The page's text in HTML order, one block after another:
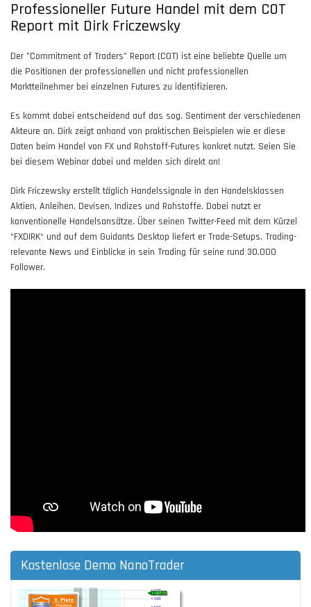
Professioneller Future Handel mit dem COT
Report mit Dirk Friczewsky
Der "Commitment of Traders" Report (COT) ist eine beliebte Quelle um
die Positionen der professionellen und nicht professionellen
Marktteilnehmer bei einzelnen Futures zu identifizieren.
Es kommt dabei entscheidend auf das sog. Sentiment der verschiedenen
Akteure an. Dirk zeigt anhand von praktischen Beispielen wie er diese
Daten beim Handel von FX und Rohstoff-Futures konkret nutzt. Seien Sie
bei diesem Webinar dabei und melden sich direkt an!
Dirk Friczewsky erstellt täglich Handelssignale in den Handelsklassen
Aktien, Anleihen, Devisen, Indizes und Rohstoffe. Dabei nutzt er
konventionelle Handelsansätze. Über seinen Twitter-Feed mit dem Kürzel
“FXDIRK“ und auf dem Guidants Desktop liefert er Trade-Setups, Trading-
relevante News und Einblicke in sein Trading für seine rund 30.000
Follower.
Kostenlose Demo NanoTrader